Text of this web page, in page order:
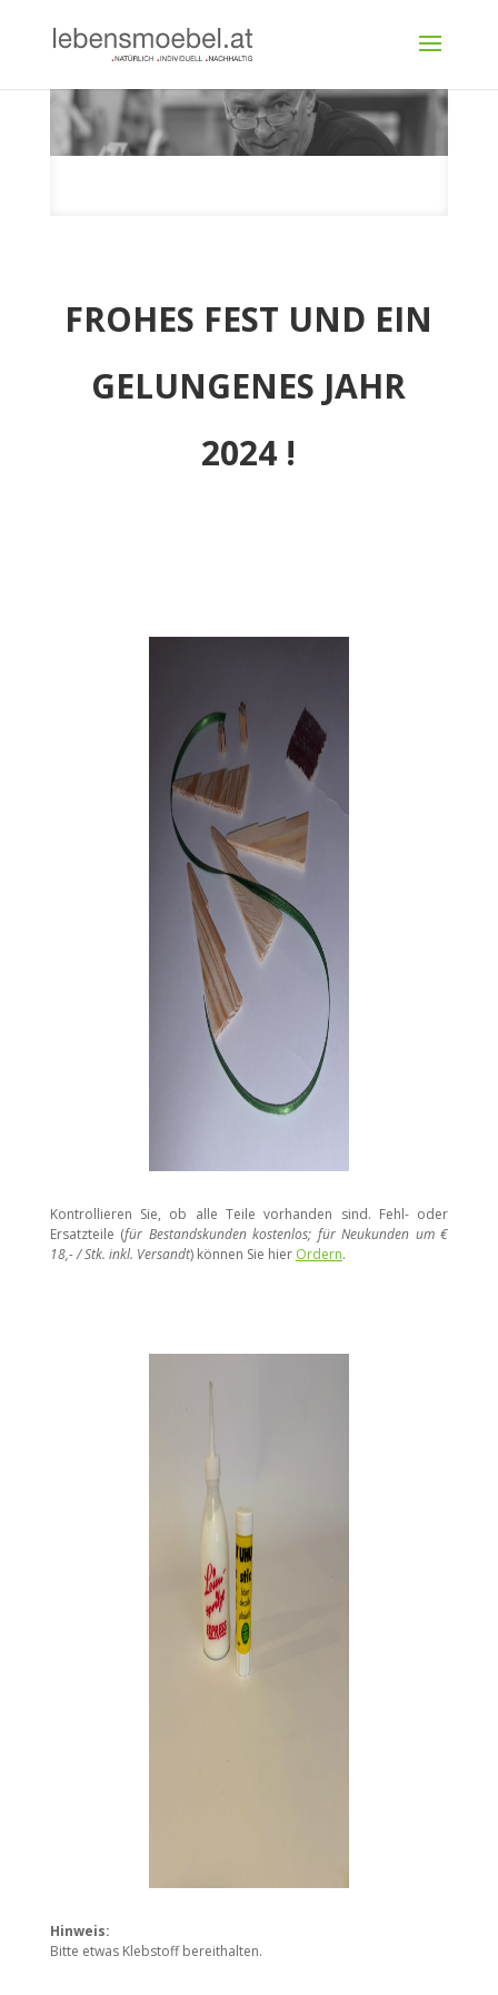
FROHES FEST UND EIN
GELUNGENES JAHR
2024 !
Kontrollieren Sie, ob alle Teile vorhanden sind. Fehl- oder
Ersatzteile (für Bestandskunden kostenlos; für Neukunden um €
18,- / Stk. inkl. Versandt) können Sie hier Ordern.
Hinweis:
Bitte etwas Klebstoff bereithalten.